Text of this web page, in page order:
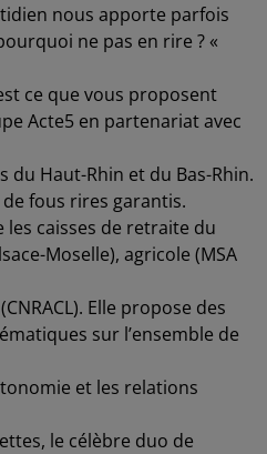
nous apporte parfois
ne pas en rire ? «
ce que vous proposent
Acte5 en partenariat avec
du Haut-Rhin et du Bas-Rhin.
fous rires garantis.
les caisses de retraite du
Moselle), agricole (MSA
Elle propose des
sur l’ensemble de
et les relations
le célèbre duo de